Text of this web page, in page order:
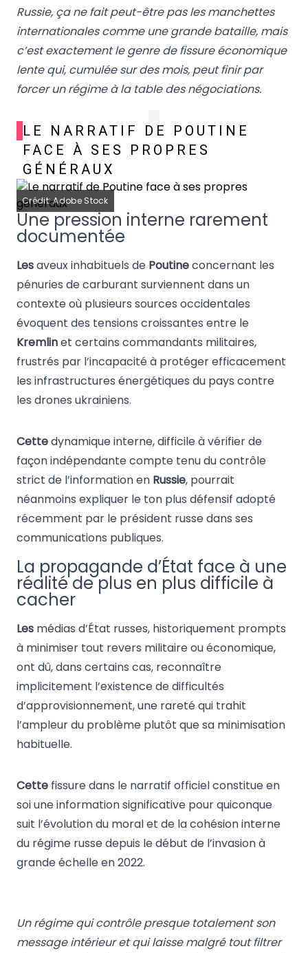
Russie, ça ne fait peut-être pas les manchettes
internationales comme une grande bataille, mais
c’est exactement le genre de fissure économique
lente qui, cumulée sur des mois, peut finir par
forcer un régime à la table des négociations.
LE NARRATIF DE POUTINE
FACE À SES PROPRES
GÉNÉRAUX
Crédit: Adobe Stock
Une pression interne rarement
documentée
Lesaveux inhabituels de Poutineconcernant les
pénuries de carburant surviennent dans un
contexte où plusieurs sources occidentales
évoquent des tensions croissantes entre le
Kremlinet certains commandants militaires,
frustrés par l’incapacité à protéger efficacement
les infrastructures énergétiques du pays contre
les drones ukrainiens.
Cettedynamique interne, difficile à vérifier de
façon indépendante compte tenu du contrôle
strict de l’information en Russie, pourrait
néanmoins expliquer le ton plus défensif adopté
récemment par le président russe dans ses
communications publiques.
La propagande d’État face à une
réalité de plus en plus difficile à
cacher
Les médias d’État russes, historiquement prompts
à minimiser tout revers militaire ou économique,
ont dû, dans certains cas, reconnaître
implicitement l’existence de difficultés
d’approvisionnement, une rareté qui trahit
l’ampleur du problème plutôt que sa minimisation
habituelle.
Cette fissure dans le narratif officiel constitue en
soi une information significative pour quiconque
suit l’évolution du moral et de la cohésion interne
du régime russe depuis le début de l’invasion à
grande échelle en 2022.
Un régime qui contrôle presque totalement son
message intérieur et qui laisse malgré tout filtrer